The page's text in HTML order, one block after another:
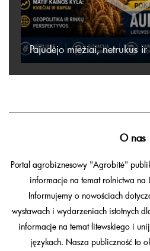
Pajudėjo miežiai, netrukus
O nas
Portal agrobiznesowy "Agrobitė"
informacje na temat rolnictwa na
Informujemy o nowościach
wystawach i wydarzeniach istotnych
informacje na temat litewskiego i
językach. Nasza publiczność to